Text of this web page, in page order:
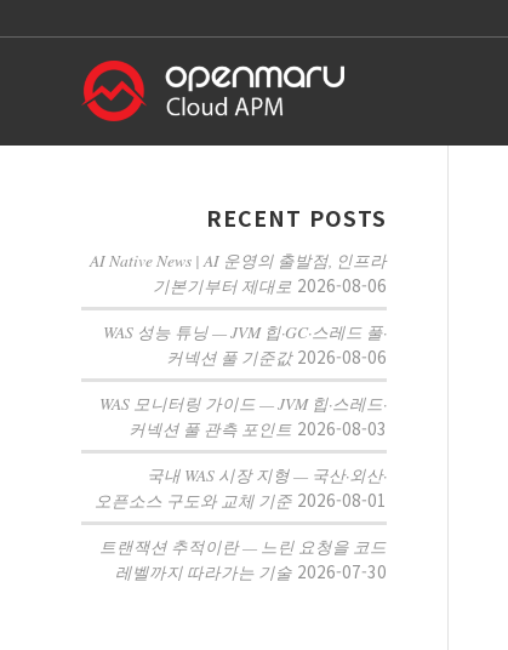
RECENT POSTS
AI Native News | AI 운영의 출발점, 인프라
기본기부터 제대로 2026-08-06
WAS 성능 튜닝 — JVM 힙·GC·스레드 풀·
커넥션 풀 기준값 2026-08-06
WAS 모니터링 가이드 — JVM 힙·스레드·
커넥션 풀 관측 포인트 2026-08-03
국내 WAS 시장 지형 — 국산·외산·
오픈소스 구도와 교체 기준 2026-08-01
트랜잭션 추적이란 — 느린 요청을 코드
레벨까지 따라가는 기술 2026-07-30